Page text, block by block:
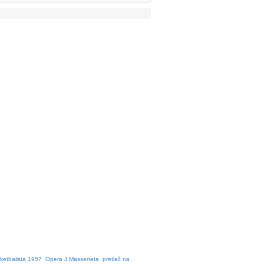
1957 Opera J Masseneta pretlač na